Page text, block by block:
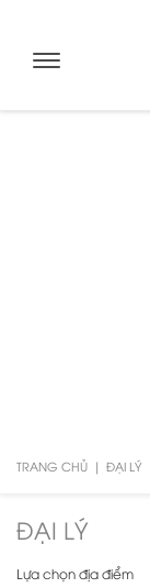
Toggle
TRANG CHỦ ĐẠI LÝ
ĐẠI LÝ
Lựa chọn địa điểm